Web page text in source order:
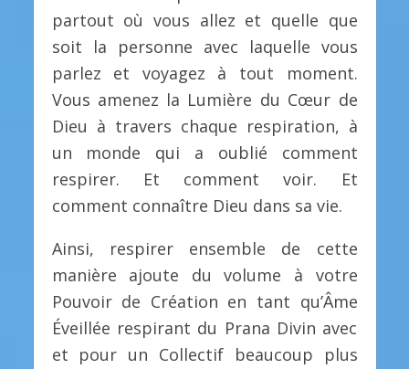
partout où vous allez et quelle que
soit la personne avec laquelle vous
parlez et voyagez à tout moment.
Vous amenez la Lumière du Cœur de
Dieu à travers chaque respiration, à
un monde qui a oublié comment
respirer. Et comment voir. Et
comment connaître Dieu dans sa vie.
Ainsi, respirer ensemble de cette
manière ajoute du volume à votre
Pouvoir de Création en tant qu’Âme
Éveillée respirant du Prana Divin avec
et pour un Collectif beaucoup plus